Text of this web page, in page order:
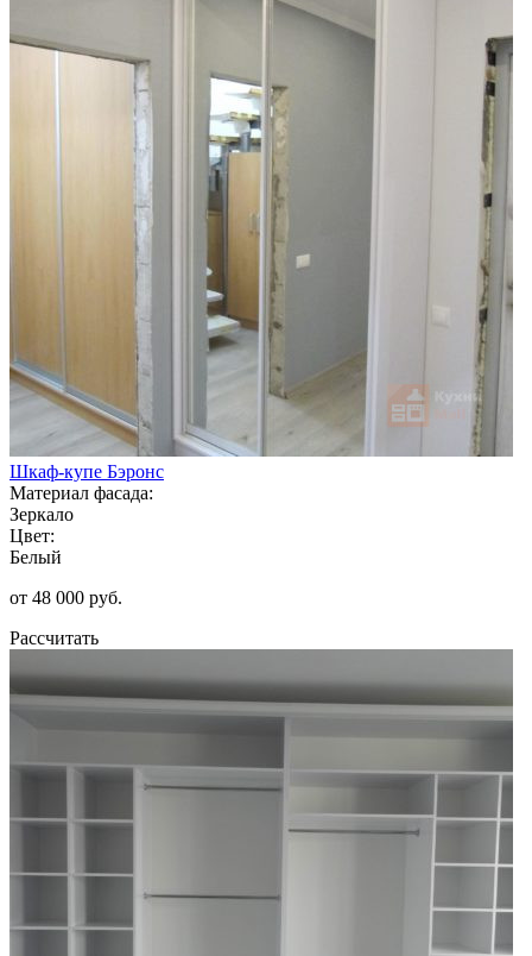
Шкаф-купе Бэронс
Материал фасада:
Зеркало
Цвет:
Белый
от 48 000 руб.
Рассчитать